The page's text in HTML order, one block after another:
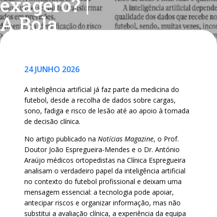
A Bola
24 JUNHO 2026
A inteligência artificial já faz parte da medicina do
futebol, desde a recolha de dados sobre cargas,
sono, fadiga e risco de lesão até ao apoio à tomada
de decisão clínica.
No artigo publicado na Notícias Magazine, o Prof.
Doutor João Espregueira-Mendes e o Dr. António
Araújo médicos ortopedistas na Clínica Espregueira
analisam o verdadeiro papel da inteligência artificial
no contexto do futebol profissional e deixam uma
mensagem essencial: a tecnologia pode apoiar,
antecipar riscos e organizar informação, mas não
substitui a avaliação clínica, a experiência da equipa